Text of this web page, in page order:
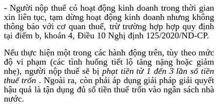
- Người nộp thuế có hoạt động kinh doanh trong thời gian
xin liên tục, tạm dừng hoạt động kinh doanh nhưng không
thông báo với cơ quan thuế, trừ trường hợp hợp quy định
tại điểm b, khoản 4, Điều 10 Nghị định 125/2020/ND-CP.
Nếu thực hiện một trong các hành động trên, tùy theo mức
độ vi phạm (các tình huống tiết lộ tăng nặng hoặc giảm
nhẹ), người nộp thuế sẽ bị phạt tiền từ 1 đến 3 lần số tiền
thuế trốn . Ngoài ra, còn phải áp dụng giải pháp giải quyết
hậu quả là tận dụng đủ số tiền thuế trốn vào ngân sách nhà
nước.